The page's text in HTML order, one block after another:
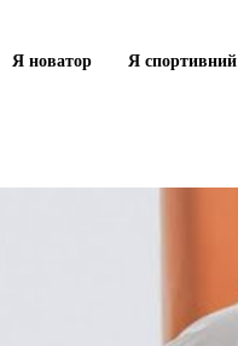
Я новатор Я спортивний